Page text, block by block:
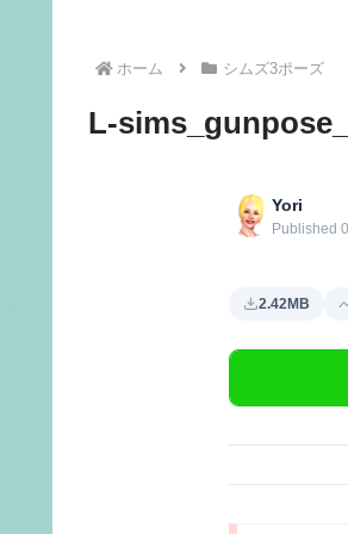
ホーム シムズ3ポーズ
L-
Yori
Published
2.42MB